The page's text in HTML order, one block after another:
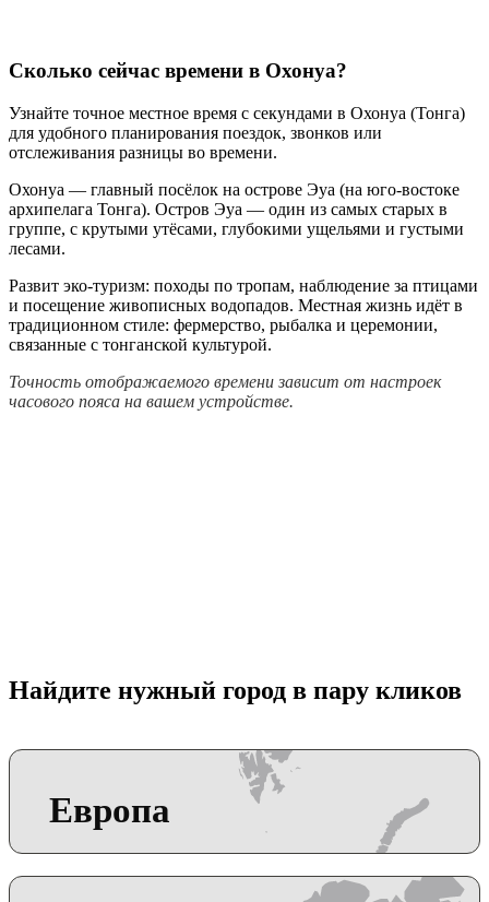
Сколько сейчас времени в Охонуа?
Узнайте точное местное время с секундами в Охонуа (Тонга)
для удобного планирования поездок, звонков или
отслеживания разницы во времени.
Охонуа — главный посёлок на острове Эуа (на юго-востоке
архипелага Тонга). Остров Эуа — один из самых старых в
группе, с крутыми утёсами, глубокими ущельями и густыми
лесами.
Развит эко-туризм: походы по тропам, наблюдение за птицами
и посещение живописных водопадов. Местная жизнь идёт в
традиционном стиле: фермерство, рыбалка и церемонии,
связанные с тонганской культурой.
Точность отображаемого времени зависит от настроек
часового пояса на вашем устройстве.
Найдите нужный город в пару кликов
Европа